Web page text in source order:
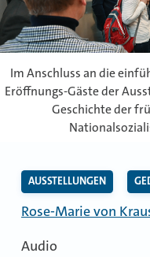
Im Anschluss an die
Eröffnungs-Gäste der
Geschichte der
AUSSTELLUNGEN
Rose-Marie von
Audio